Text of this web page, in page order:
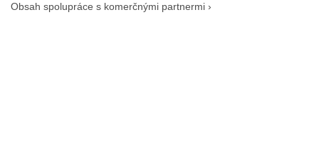
Obsah spolupráce s komerčnými partnermi ›